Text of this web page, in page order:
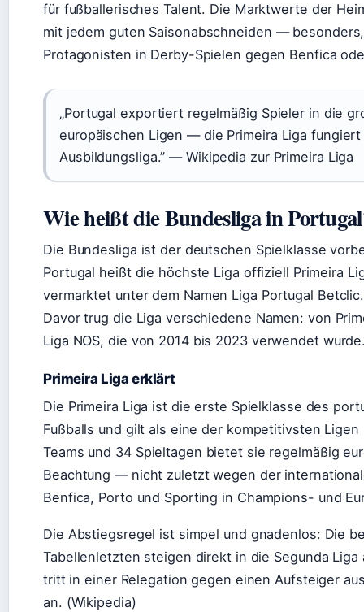
für fußballerisches Talent. Die Marktwerte der
mit jedem guten Saisonabschneiden —
Protagonisten in Derby-Spielen gegen Benfica
„Portugal exportiert regelmäßig Spieler in die
europäischen Ligen — die Primeira Liga fungiert
Ausbildungsliga.” — Wikipedia zur Primeira Liga
Wie heißt die Bundesliga in
Die Bundesliga ist der deutschen Spielklasse
Portugal heißt die höchste Liga offiziell Primeira
vermarktet unter dem Namen Liga Portugal
Davor trug die Liga verschiedene Namen: von
Liga NOS, die von 2014 bis 2023 verwendet
Primeira Liga erklärt
Die Primeira Liga ist die erste Spielklasse des
Fußballs und gilt als eine der kompetitivsten Ligen
Teams und 34 Spieltagen bietet sie regelmäßig
Beachtung — nicht zuletzt wegen der
Benfica, Porto und Sporting in Champions- und
Die Abstiegsregel ist simpel und gnadenlos: Die
Tabellenletzten steigen direkt in die Segunda
tritt in einer Relegation gegen einen Aufsteiger
an. (Wikipedia)